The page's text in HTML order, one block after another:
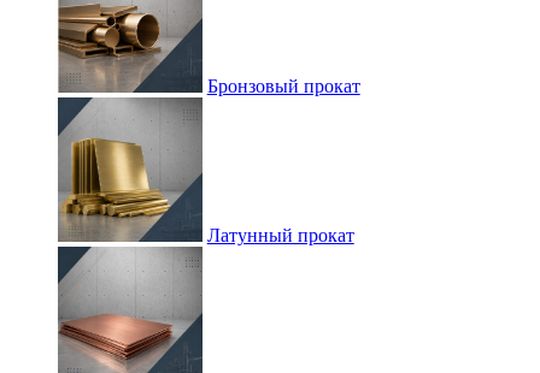
Бронзовый прокат
Латунный прокат